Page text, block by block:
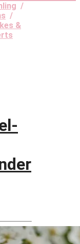
/
/
&